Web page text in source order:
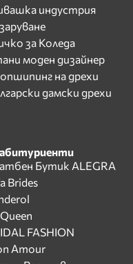
индустрия
за Коледа
моден дизайнер
на дрехи
дамски дрехи
Бутик ALEGRA
Brides
FASHION
Amour